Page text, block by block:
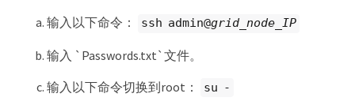
输入以下命令：
ssh admin@grid_node_IP
输入 `Passwords.txt`文件。
输入以下命令切换到root：
su -